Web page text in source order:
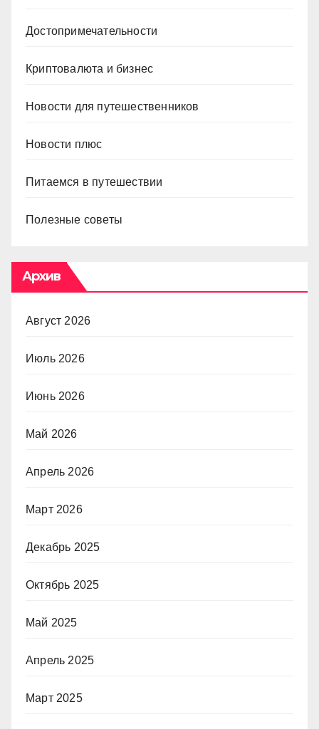
Достопримечательности
Криптовалюта и бизнес
Новости для путешественников
Новости плюс
Питаемся в путешествии
Полезные советы
Архив
Август 2026
Июль 2026
Июнь 2026
Май 2026
Апрель 2026
Март 2026
Декабрь 2025
Октябрь 2025
Май 2025
Апрель 2025
Март 2025